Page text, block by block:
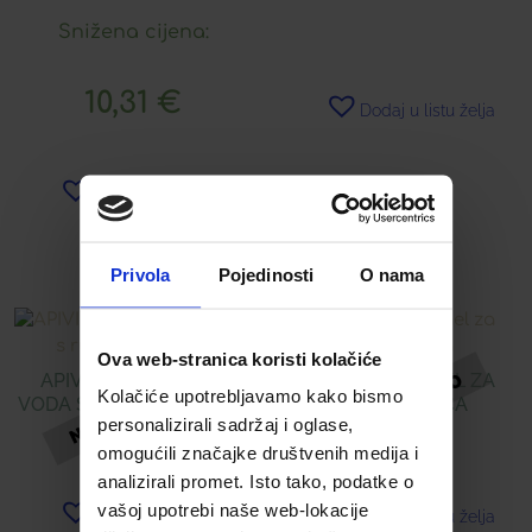
Privola Pojedinosti O nama
Ova web-stranica koristi kolačiće
Kolačiće upotrebljavamo kako bismo
personalizirali sadržaj i oglase,
omogućili značajke društvenih medija i
analizirali promet. Isto tako, podatke o
vašoj upotrebi naše web-lokacije
Snižena cijena:
10,31 €
Dodaj u listu želja
Dodaj u listu želja
APIVITA MICELARNA
VODA S RUŽOM I MEDOM
15,31€
Dodaj u listu želja
APIVITA CRNI GEL ZA
ČIŠĆENJE LICA
16,89 €
Dodaj u listu želja